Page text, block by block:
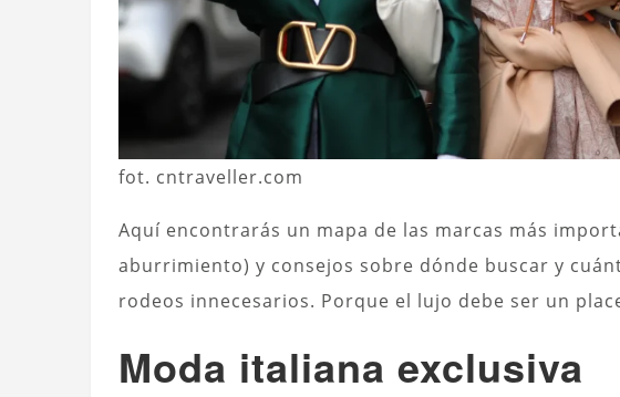
fot. cntraveller.com
Aquí encontrarás un mapa de las marcas más
aburrimiento) y consejos sobre dónde buscar y
rodeos innecesarios. Porque el lujo debe ser un
Moda italiana exclusiva